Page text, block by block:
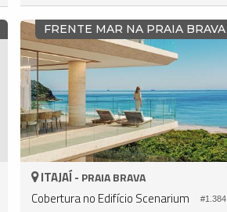
FRENTE MAR NA PRAIA BRAVA
#1.384
ITAJAÍ - PRAIA BRAVA
Cobertura no Edifício Scenarium